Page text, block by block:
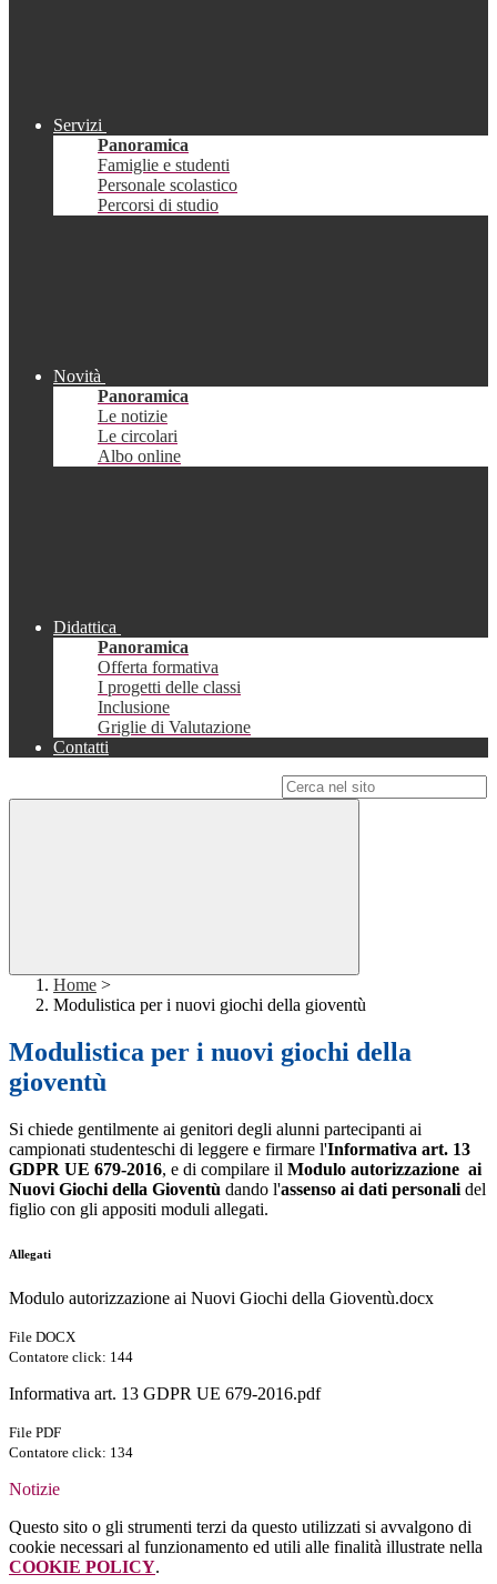
Servizi
Panoramica
Famiglie e studenti
Personale scolastico
Percorsi di studio
Novità
Panoramica
Le notizie
Le circolari
Albo online
Didattica
Panoramica
Offerta formativa
I progetti delle classi
Inclusione
Griglie di Valutazione
Contatti
Home >
Modulistica per i nuovi giochi della gioventù
Modulistica per i nuovi giochi della
gioventù
Si chiede gentilmente ai genitori degli alunni partecipanti ai
campionati studenteschi di leggere e firmare l'Informativa art. 13
GDPR UE 679-2016, e di compilare il Modulo autorizzazione ai
Nuovi Giochi della Gioventù dando l'assenso ai dati personali del
figlio con gli appositi moduli allegati.
Allegati
Modulo autorizzazione ai Nuovi Giochi della Gioventù.docx
File DOCX
Contatore click: 144
Informativa art. 13 GDPR UE 679-2016.pdf
File PDF
Contatore click: 134
Notizie
Questo sito o gli strumenti terzi da questo utilizzati si avvalgono di
cookie necessari al funzionamento ed utili alle finalità illustrate nella
COOKIE POLICY.